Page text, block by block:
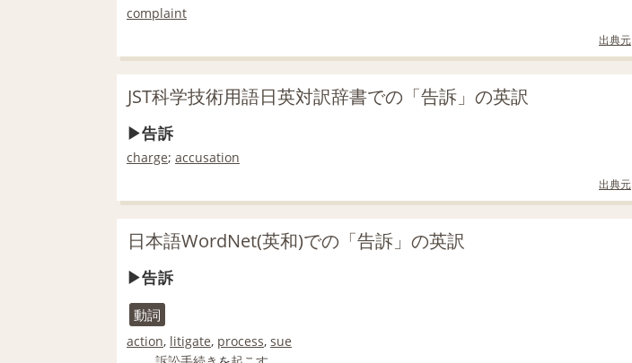
complaint
出典元
JST科学技術用語日英対訳辞書での「告訴」の英訳
告訴
charge; accusation
出典元
日本語WordNet(英和)での「告訴」の英訳
告訴
動詞
action, litigate, process, sue